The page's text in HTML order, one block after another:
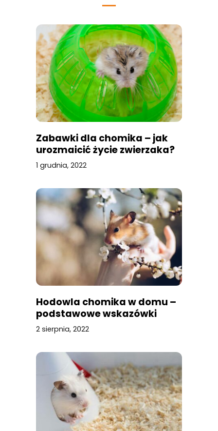
Zabawki dla chomika – jak
urozmaicić życie zwierzaka?
1 grudnia, 2022
Hodowla chomika w domu –
podstawowe wskazówki
2 sierpnia, 2022